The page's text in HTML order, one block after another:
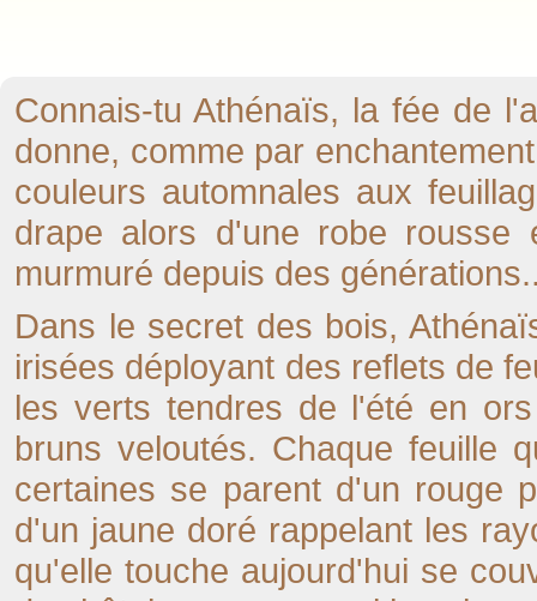
Connais-tu Athénaïs, la fée de
donne, comme par
couleurs automnales aux
drape alors d'une robe rousse
murmuré depuis des
Dans le secret des bois,
irisées déployant des reflets de
les verts tendres de l'été en
bruns veloutés. Chaque feuille
certaines se parent d'un rouge
d'un jaune doré rappelant les
qu'elle touche aujourd'hui se